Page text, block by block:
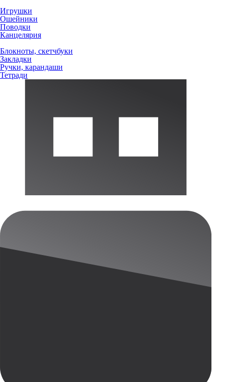
Игрушки
Ошейники
Поводки
Канцелярия
Блокноты, скетчбуки
Закладки
Ручки, карандаши
Тетради